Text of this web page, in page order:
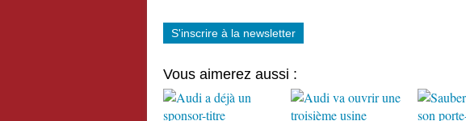
S'inscrire à la newsletter
Vous aimerez aussi :